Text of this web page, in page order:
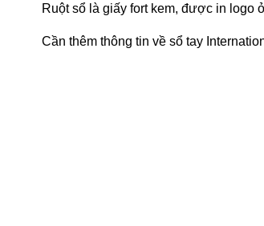
Ruột sổ là giấy fort kem, được in logo
Cần thêm thông tin về sổ tay